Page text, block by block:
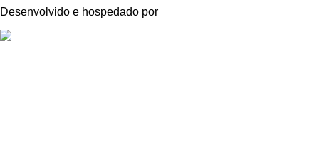
Desenvolvido e hospedado por